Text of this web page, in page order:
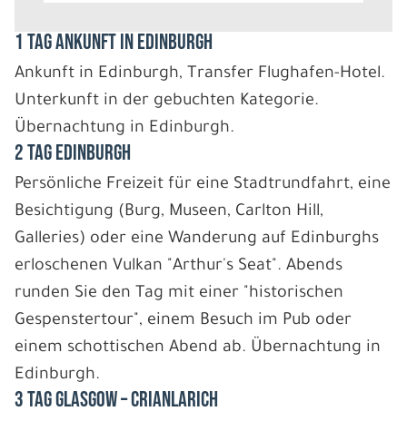
1 Tag Ankunft in Edinburgh
Ankunft in Edinburgh, Transfer Flughafen-Hotel.
Unterkunft in der gebuchten Kategorie.
Übernachtung in Edinburgh.
2 Tag Edinburgh
Persönliche Freizeit für eine Stadtrundfahrt, eine
Besichtigung (Burg, Museen, Carlton Hill,
Galleries) oder eine Wanderung auf Edinburghs
erloschenen Vulkan "Arthur's Seat". Abends
runden Sie den Tag mit einer "historischen
Gespenstertour", einem Besuch im Pub oder
einem schottischen Abend ab. Übernachtung in
Edinburgh.
3 Tag Glasgow – Crianlarich